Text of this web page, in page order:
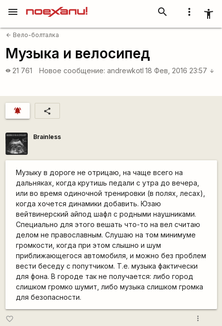
more_vert accessibility_new
search
menu
arrow_back Вело-болталка
Музыка и велосипед
visibility 21 761 Новое сообщение: andrewkotl 18 Фев, 2016 23:57 arrow_downward
notifications_active share
Brainless
Музыку в дороге не отрицаю, на чаще всего на
дальняках, когда крутишь педали с утра до вечера,
или во время одиночной тренировки (в полях, лесах),
когда хочется динамики добавить. Юзаю
вейтвинерский айпод шафл с родными наушниками.
Специально для этого вешать что-то на вел считаю
делом не православным. Слушаю на том минимуме
громкости, когда при этом слышно и шум
приближающегося автомобиля, и можно без проблем
вести беседу с попутчиком. Т.е. музыка фактически
для фона. В городе так не получается: либо город
слишком громко шумит, либо музыка слишком громка
для безопасности.
favorite_border more_vert